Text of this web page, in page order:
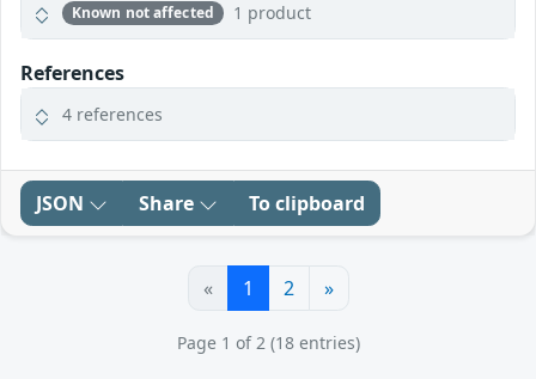
Known not affected 1 product
References
4 references
JSON Share To clipboard
« 1 2 »
Page 1 of 2 (18 entries)